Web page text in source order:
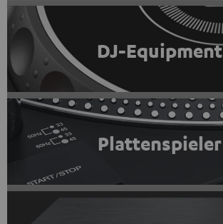
DJ-Equipment
Plattenspieler